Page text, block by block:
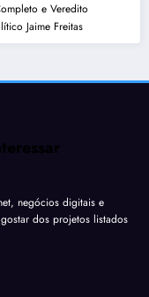
e Veredito
Jaime Freitas
negócios digitais e
dos projetos listados